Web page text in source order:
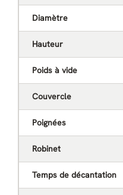
Diamètre
Hauteur
Poids à vide
Couvercle
Poignées
Robinet
Temps de décantation